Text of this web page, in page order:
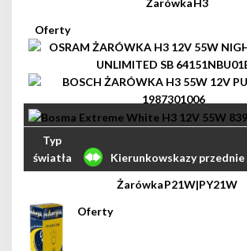
H3
Kierunkowskazy przednie
P21W|PY21W